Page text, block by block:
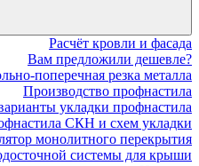
Расчёт кровли и фасада
Вам предложили дешевле?
поперечная резка металла
Производство профнастила
укладки профнастила
СКН и схем укладки
монолитного перекрытия
системы для крыши